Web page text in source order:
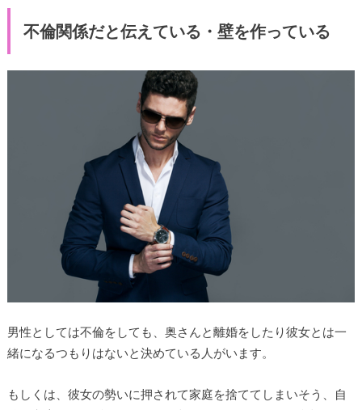
不倫関係だと伝えている・壁を作っている
男性としては不倫をしても、奥さんと離婚をしたり彼女とは一
緒になるつもりはないと決めている人がいます。
もしくは、彼女の勢いに押されて家庭を捨ててしまいそう、自